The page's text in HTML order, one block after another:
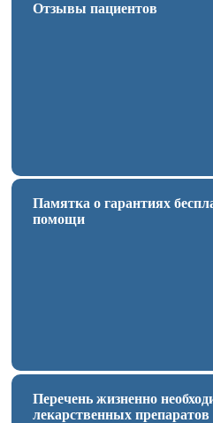
Отзывы пациентов
Памятка о гарантиях
помощи
Перечень жизненно
лекарственных препаратов